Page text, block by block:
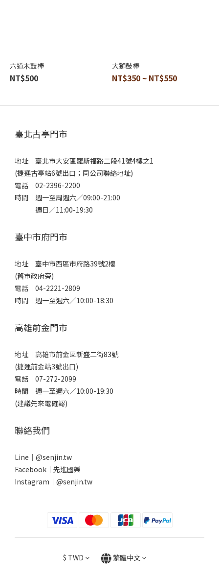
六道木鼓棒
NT$500
大獅鼓棒
NT$350 ~ NT$550
臺北古亭門市
地址｜ 臺北市大安區羅斯福路二段41號4樓之1
(捷運古亭站6號出口；同公司聯絡地址)
電話｜ 02-2396-2200
時間｜週一至周週六／09:00-21:00
週日／11:00-19:30
臺中市府門市
地址｜ 臺中市西區市府路39號2樓
(舊市政府旁)
電話｜ 04-2221-2809
時間｜週一至週六／10:00-18:30
高雄前金門市
地址｜ 高雄市前金區新盛二街83號
(捷運前金站3號出口)
電話｜ 07-272-2099
時間｜週一至週六／10:00-19:30
(建議先來電確認)
聯絡我們
Line｜ @senjin.tw
Facebook｜ 先進國樂
Instagram｜ @senjin.tw
$ TWD 繁體中文